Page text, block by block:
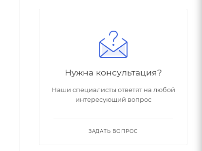
Нужна консультация?
Наши специалисты ответят на любой
интересующий вопрос
ЗАДАТЬ ВОПРОС